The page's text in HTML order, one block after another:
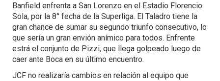
Banfield enfrenta a San Lorenzo en el Estadio Florencio
Sola, por la 8° fecha de la Superliga. El Taladro tiene la
gran chance de sumar su segundo triunfo consecutivo, lo
que sería un gran envión anímico para todos. Enfrente
estrá el conjunto de Pizzi, que llega golpeado luego de
caer ante Boca en su último encuentro.
JCF no realizaría cambios en relación al equipo que